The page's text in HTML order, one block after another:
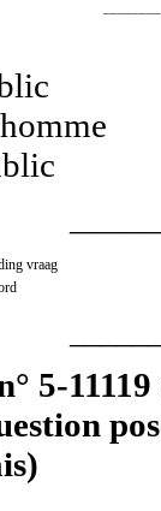
vraag
5-